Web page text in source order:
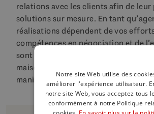
relations avec les clients afin de leur
solutions sur mesure. En tant
réalisations dépendent de vos
compétences en négociation et de
sont essentiels pour aider les clients
maison de leurs rêves ou à vendre
manière efficace.
Notre site Web utilise des
améliorer l'expérience utilisateur.
notre site Web, vous acceptez tous
conformément à notre Politique